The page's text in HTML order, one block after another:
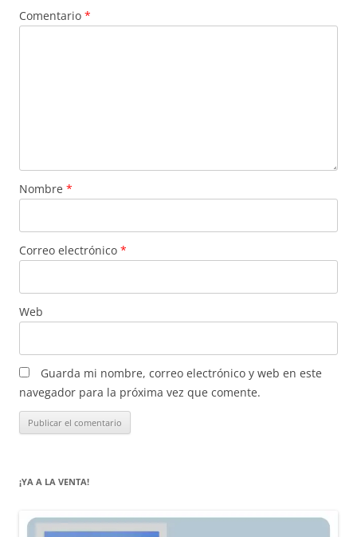
Comentario *
Nombre *
Correo electrónico *
Web
Guarda mi nombre, correo electrónico y web en este
navegador para la próxima vez que comente.
¡YA A LA VENTA!